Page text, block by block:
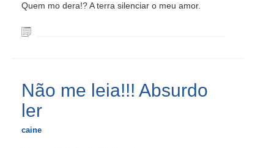
Quem mo dera!? A terra silenciar o meu amor.
Não me leia!!! Absurdo
ler
caine